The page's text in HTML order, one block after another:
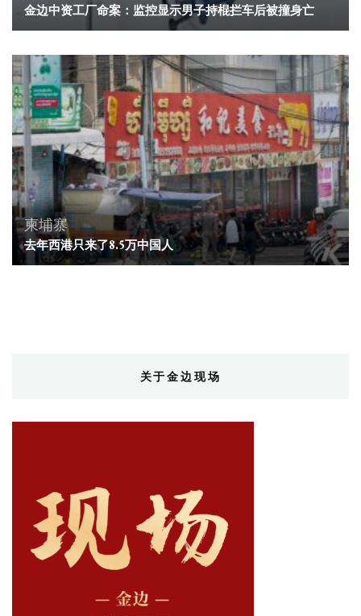
金边中资工厂命案：监控显示男子持棍拦车后被撞身亡
柬埔寨
去年西港只来了8.5万中国人
关于金边现场